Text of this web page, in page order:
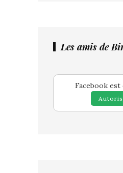
Les amis de
Facebook est